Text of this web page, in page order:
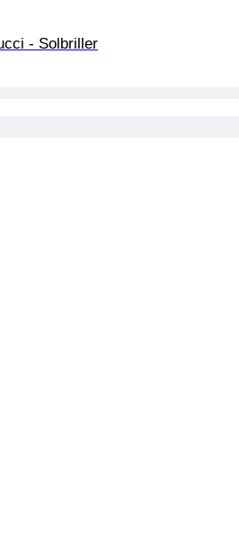
- Solbriller